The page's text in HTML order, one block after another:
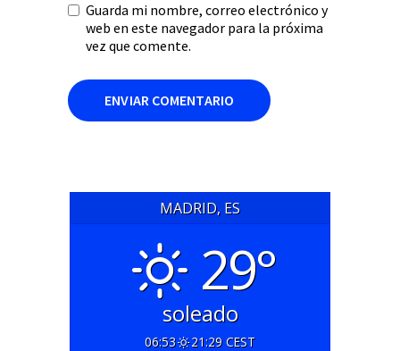
Guarda mi nombre, correo electrónico y
web en este navegador para la próxima
vez que comente.
MADRID, ES
29°
soleado
06:53 21:29 CEST